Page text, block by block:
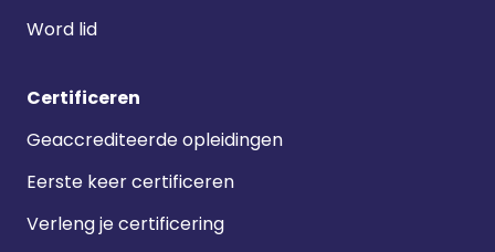
Word lid
Certificeren
Geaccrediteerde opleidingen
Eerste keer certificeren
Verleng je certificering